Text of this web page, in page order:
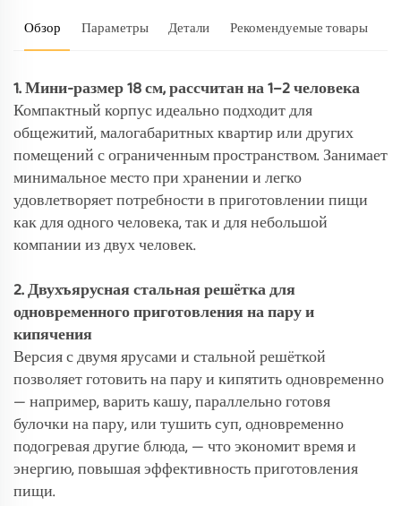
Обзор Параметры Детали Рекомендуемые товары
1. Мини-размер 18 см, рассчитан на 1–2 человека
Компактный корпус идеально подходит для
общежитий, малогабаритных квартир или других
помещений с ограниченным пространством. Занимает
минимальное место при хранении и легко
удовлетворяет потребности в приготовлении пищи
как для одного человека, так и для небольшой
компании из двух человек.
2. Двухъярусная стальная решётка для
одновременного приготовления на пару и
кипячения
Версия с двумя ярусами и стальной решёткой
позволяет готовить на пару и кипятить одновременно
— например, варить кашу, параллельно готовя
булочки на пару, или тушить суп, одновременно
подогревая другие блюда, — что экономит время и
энергию, повышая эффективность приготовления
пищи.